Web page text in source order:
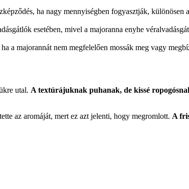
ha nagy mennyiségben fogyasztják,
esetében, mivel a majoranna enyhe
a majorannát nem megfelelően mossák meg vagy
utal. A textúrájuknak puhanak, de kissé
az aromáját, mert ez azt jelenti, hogy megromlott. A